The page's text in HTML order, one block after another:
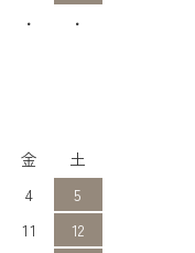
・ ・
金
土
4
5
11
12